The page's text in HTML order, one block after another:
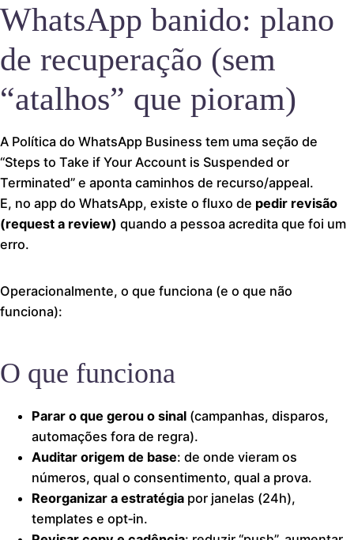
WhatsApp banido: plano
de recuperação (sem
“atalhos” que pioram)
A Política do WhatsApp Business tem uma seção de
“Steps to Take if Your Account is Suspended or
Terminated” e aponta caminhos de recurso/appeal.
E, no app do WhatsApp, existe o fluxo de pedir revisão
(request a review) quando a pessoa acredita que foi um
erro.
Operacionalmente, o que funciona (e o que não
funciona):
O que funciona
Parar o que gerou o sinal (campanhas, disparos,
automações fora de regra).
Auditar origem de base: de onde vieram os
números, qual o consentimento, qual a prova.
Reorganizar a estratégia por janelas (24h),
templates e opt‑in.